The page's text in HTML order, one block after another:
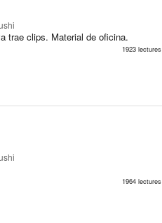
trae clips. Material de oficina.
1923 lectures
1964 lectures